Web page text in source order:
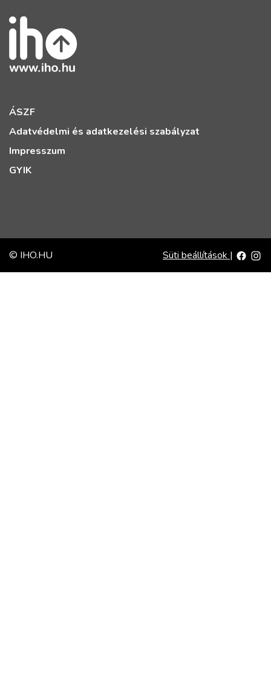
ÁSZF
Adatvédelmi és adatkezelési szabályzat
Impresszum
GYIK
© IHO.HU Süti beállítások |